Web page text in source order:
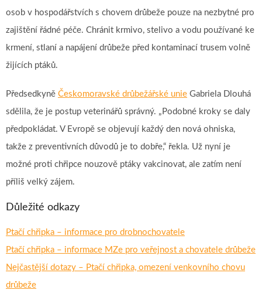
osob v hospodářstvích s chovem drůbeže pouze na nezbytné pro
zajištění řádné péče. Chránit krmivo, stelivo a vodu používané ke
krmení, stlaní a napájení drůbeže před kontaminací trusem volně
žijících ptáků.
Předsedkyně Českomoravské drůbežářské unie Gabriela Dlouhá
sdělila, že je postup veterinářů správný. „Podobné kroky se daly
předpokládat. V Evropě se objevují každý den nová ohniska,
takže z preventivních důvodů je to dobře,“ řekla. Už nyní je
možné proti chřipce nouzově ptáky vakcinovat, ale zatím není
příliš velký zájem.
Důležité odkazy
Ptačí chřipka – informace pro drobnochovatele
Ptačí chřipka – informace MZe pro veřejnost a chovatele drůbeže
Nejčastější dotazy – Ptačí chřipka, omezení venkovního chovu
drůbeže